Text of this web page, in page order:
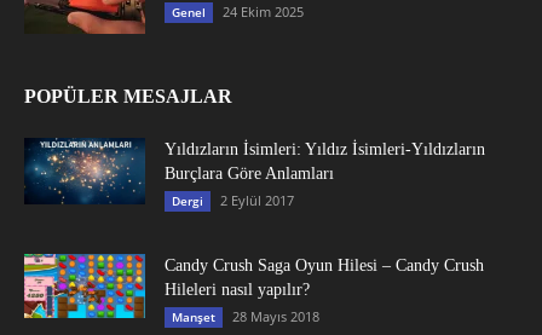
Genel 24 Ekim 2025
POPÜLER MESAJLAR
Yıldızların İsimleri: Yıldız İsimleri-Yıldızların
Burçlara Göre Anlamları
Dergi 2 Eylül 2017
Candy Crush Saga Oyun Hilesi – Candy Crush
Hileleri nasıl yapılır?
Manşet 28 Mayıs 2018